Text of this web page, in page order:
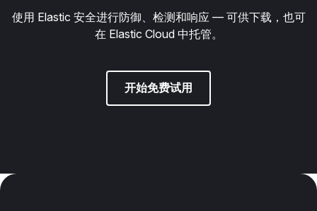
使用 Elastic 安全进行防御、检测和响应 — 可供下载，也可
在 Elastic Cloud 中托管。
开始免费试用